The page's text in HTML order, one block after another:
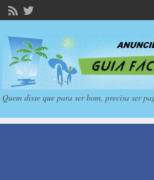
Quem disse que para ser bom, precisa ser